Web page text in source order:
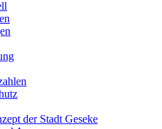
der Stadt Geseke